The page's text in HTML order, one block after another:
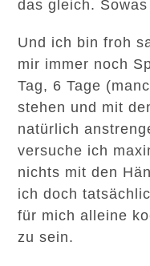
das gleich.
Und ich bin froh
mir immer noch
Tag, 6 Tage
stehen und mit
natürlich
versuche ich
nichts mit den
ich doch
für mich alleine
zu sein.